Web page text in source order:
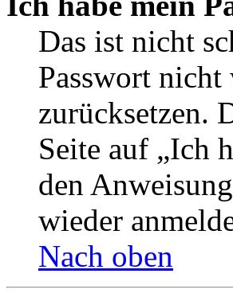
Das ist nicht
Passwort
zurücksetzen.
Seite auf „Ich
den
wieder
Nach oben